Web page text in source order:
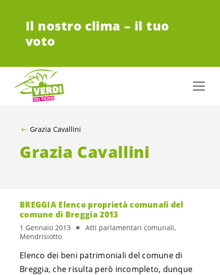
Il nostro clima – il tuo
voto
Grazia Cavallini
Grazia Cavallini
BREGGIA Elenco proprietà comunali del
comune di Breggia 2013
1 Gennaio 2013
Atti parlamentari comunali,
Mendrisiotto
Elenco dei beni patrimoniali del comune di
Breggia, che risulta però incompleto, dunque